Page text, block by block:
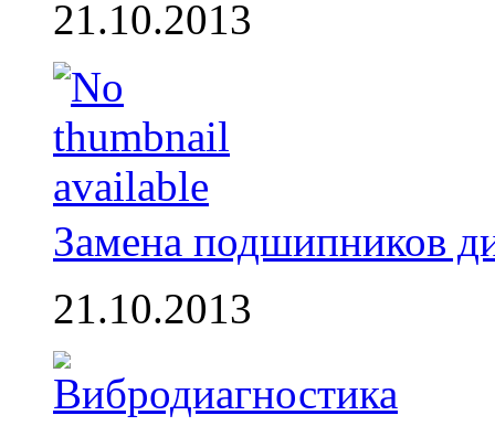
21.10.2013
Замена подшипников
21.10.2013